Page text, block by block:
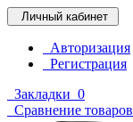
Личный кабинет
Авторизация
Регистрация
Закладки 0
Сравнение товаров